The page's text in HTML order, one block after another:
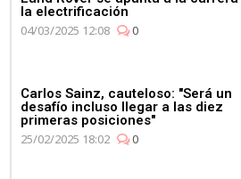
la electrificación
04/03/2025 12:08
0
Carlos Sainz, cauteloso: "Será un
desafío incluso llegar a las diez
primeras posiciones"
25/02/2025 18:02
0